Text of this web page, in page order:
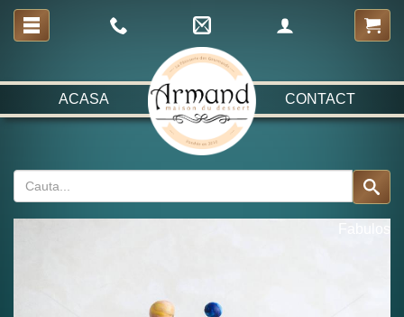
ACASA CONTACT